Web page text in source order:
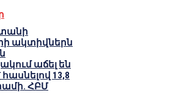
ակտիվներն
աճել են
հասնելով 13,8
ՀԲՄ